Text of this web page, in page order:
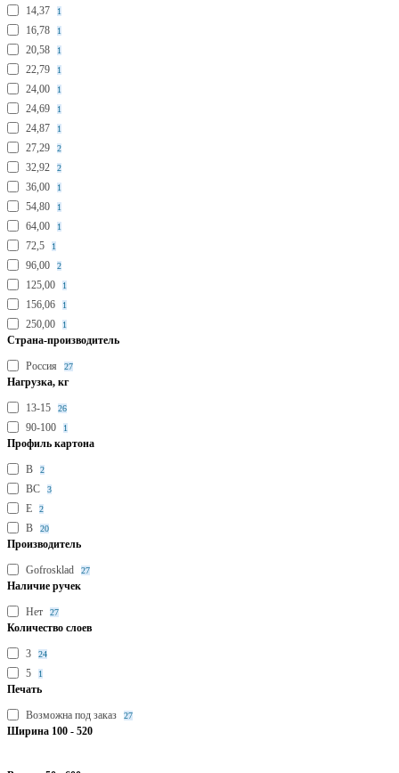
14,37 1
16,78 1
20,58 1
22,79 1
24,00 1
24,69 1
24,87 1
27,29 2
32,92 2
36,00 1
54,80 1
64,00 1
72,5 1
96,00 2
125,00 1
156,06 1
250,00 1
Страна-производитель
Россия 27
Нагрузка, кг
13-15 26
90-100 1
Профиль картона
B 2
BC 3
E 2
В 20
Производитель
Gofrosklad 27
Наличие ручек
Нет 27
Количество слоев
3 24
5 1
Печать
Возможна под заказ 27
Ширина 100 - 520